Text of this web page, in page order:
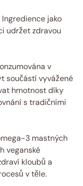
Ingredience jako
udržet zdravou
v
součástí vyvážené
hmotnost díky
s tradičními
3 mastných
veganské
kloubů a
v těle.